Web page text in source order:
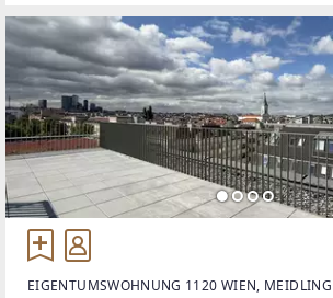
EIGENTUMSWOHNUNG 1120 WIEN, MEIDLING